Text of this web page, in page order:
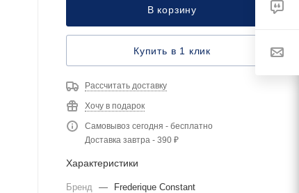
В корзину
Купить в 1 клик
Рассчитать доставку
Хочу в подарок
Самовывоз сегодня - бесплатно
Доставка завтра - 390 ₽
Характеристики
Бренд —
Frederique Constant